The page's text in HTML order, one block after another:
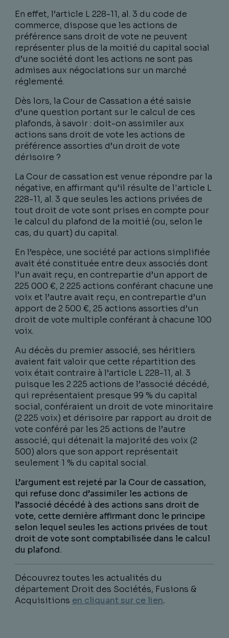
En effet, l’article L 228-11, al. 3 du code de
commerce, dispose que les actions de
préférence sans droit de vote ne peuvent
représenter plus de la moitié du capital social
d’une société dont les actions ne sont pas
admises aux négociations sur un marché
réglementé.
Dès lors, la Cour de Cassation a été saisie
d’une question portant sur le calcul de ces
plafonds, à savoir : doit-on assimiler aux
actions sans droit de vote les actions de
préférence assorties d’un droit de vote
dérisoire ?
La Cour de cassation est venue répondre par la
négative, en affirmant qu’il résulte de l'article L
228-11, al. 3 que seules les actions privées de
tout droit de vote sont prises en compte pour
le calcul du plafond de la moitié (ou, selon le
cas, du quart) du capital.
En l’espèce, une société par actions simplifiée
avait été constituée entre deux associés dont
l’un avait reçu, en contrepartie d’un apport de
225 000 €, 2 225 actions conférant chacune une
voix et l’autre avait reçu, en contrepartie d’un
apport de 2 500 €, 25 actions assorties d’un
droit de vote multiple conférant à chacune 100
voix.
Au décès du premier associé, ses héritiers
avaient fait valoir que cette répartition des
voix était contraire à l’article L 228-11, al. 3
puisque les 2 225 actions de l’associé décédé,
qui représentaient presque 99 % du capital
social, conféraient un droit de vote minoritaire
(2 225 voix) et dérisoire par rapport au droit de
vote conféré par les 25 actions de l’autre
associé, qui détenait la majorité des voix (2
500) alors que son apport représentait
seulement 1 % du capital social.
L’argument est rejeté par la Cour de cassation,
qui refuse donc d’assimiler les actions de
l’associé décédé à des actions sans droit de
vote, cette dernière affirmant donc le principe
selon lequel seules les actions privées de tout
droit de vote sont comptabilisée dans le calcul
du plafond.
Découvrez toutes les actualités du
département Droit des Sociétés, Fusions &
Acquisitions en cliquant sur ce lien.